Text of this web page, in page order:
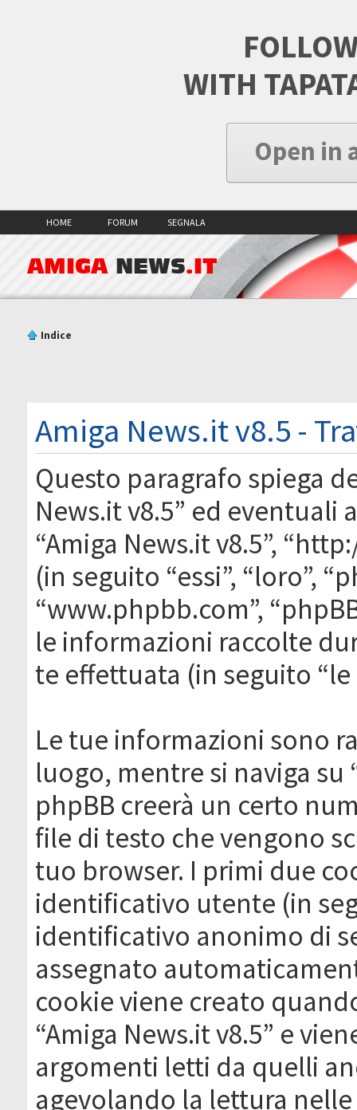
WITH
Open in
HOME FORUM SEGNALA
AMIGA NEWS.IT
Indice
Amiga News.it v8.5 -
Questo paragrafo spiega
News.it v8.5” ed eventuali
“Amiga News.it v8.5”,
(in seguito “essi”, “loro”,
“www.phpbb.com”,
le informazioni raccolte
te effettuata (in seguito
Le tue informazioni sono
luogo, mentre si naviga su
phpBB creerà un certo
file di testo che vengono
tuo browser. I primi due
identificativo utente (in
identificativo anonimo di
assegnato
cookie viene creato
“Amiga News.it v8.5” e
argomenti letti da quelli
agevolando la lettura